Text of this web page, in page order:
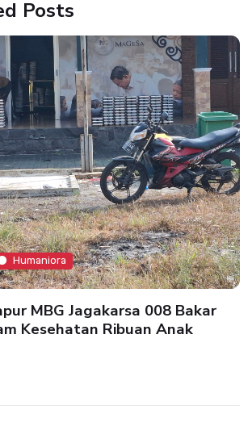
Posts
Humaniora
MBG Jagakarsa 008 Bakar
Kesehatan Ribuan Anak